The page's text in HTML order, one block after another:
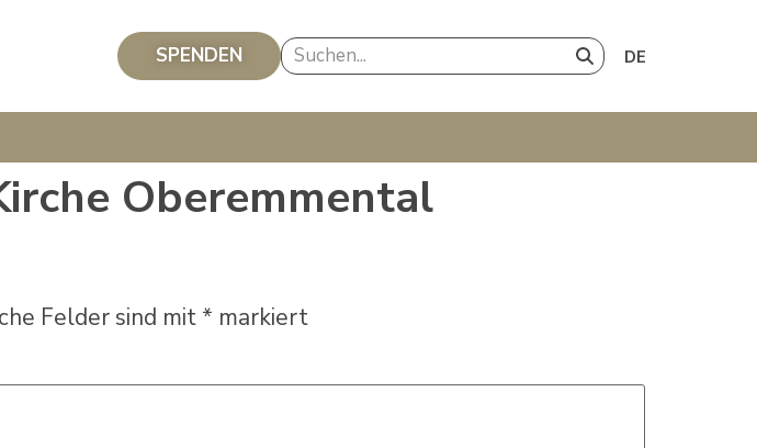
SPENDEN
Oberemmental
Felder sind mit * markiert